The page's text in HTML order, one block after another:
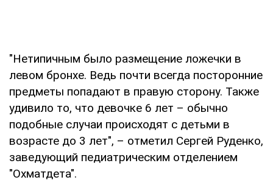
"Нетипичным было размещение ложечки в
левом бронхе. Ведь почти всегда посторонние
предметы попадают в правую сторону. Также
удивило то, что девочке 6 лет – обычно
подобные случаи происходят с детьми в
возрасте до 3 лет", – отметил Сергей Руденко,
заведующий педиатрическим отделением
"Охматдета".